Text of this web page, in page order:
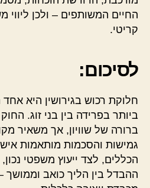
החיים המשותפים – ולכן ליווי
קריטי.
לסיכום:
חלוקת רכוש בגירושין היא
ביותר בפרידה בין בני זוג.
ברורה של שוויון, אך משאיר
גמישות והסכמות מותאמות
הכללים, לצד ייעוץ משפטי
ההבדל בין הליך כואב וממושך